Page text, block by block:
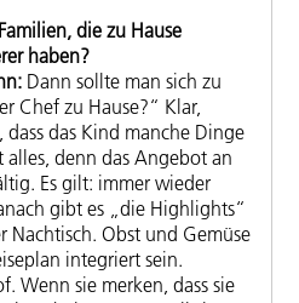
die zu Hause
haben?
Dann sollte man sich zu
Chef zu Hause?“ Klar,
das Kind manche Dinge
denn das Angebot an
Es gilt: immer wieder
gibt es „die Highlights“
Nachtisch. Obst und Gemüse
integriert sein.
Wenn sie merken, dass sie